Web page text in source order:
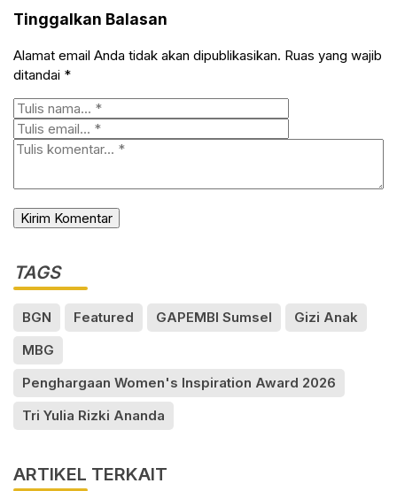
Tinggalkan Balasan
Alamat email Anda tidak akan dipublikasikan. Ruas yang wajib
ditandai *
TAGS
BGN Featured GAPEMBI Sumsel
Gizi Anak
MBG
Penghargaan Women's Inspiration Award 2026
Tri Yulia Rizki Ananda
ARTIKEL TERKAIT